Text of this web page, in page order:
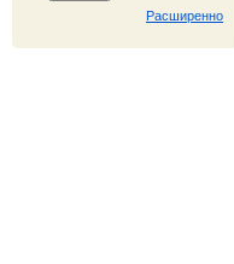
Расширенно